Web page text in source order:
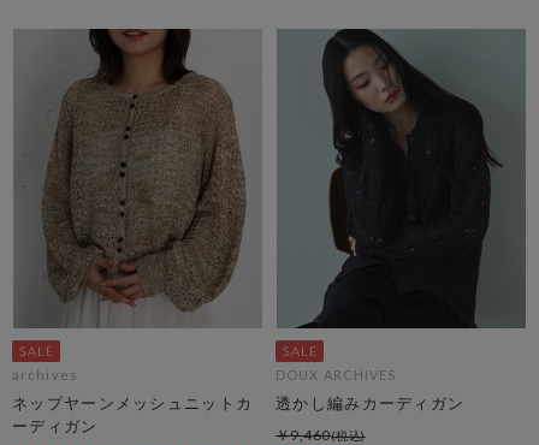
archives
ネップヤーンメッシュニットカ
ーディガン
DOUX ARCHIVES
透かし編みカーディガン
￥9,460